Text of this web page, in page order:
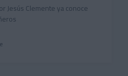
Jesús Clemente ya conoce